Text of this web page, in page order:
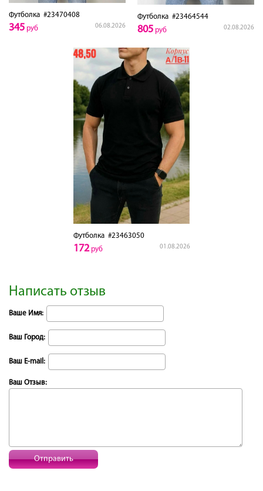
Футболка #23470408
06.08.2026
345 руб
Футболка #23464544
02.08.2026
805 руб
Футболка#23463050
01.08.2026
172руб
Написать отзыв
Ваше Имя:
Ваш Город:
Ваш E-mail:
Ваш Отзыв:
Отправить